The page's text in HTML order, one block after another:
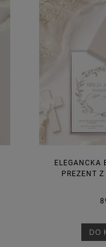
ELEGANCKA
PREZENT
DO